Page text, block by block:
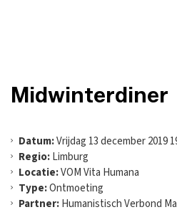
Midwinterdiner
Datum:Vrijdag 13 december 2019
Regio:Limburg
Locatie:VOM Vita Humana
Type:Ontmoeting
Partner:Humanistisch Verbond